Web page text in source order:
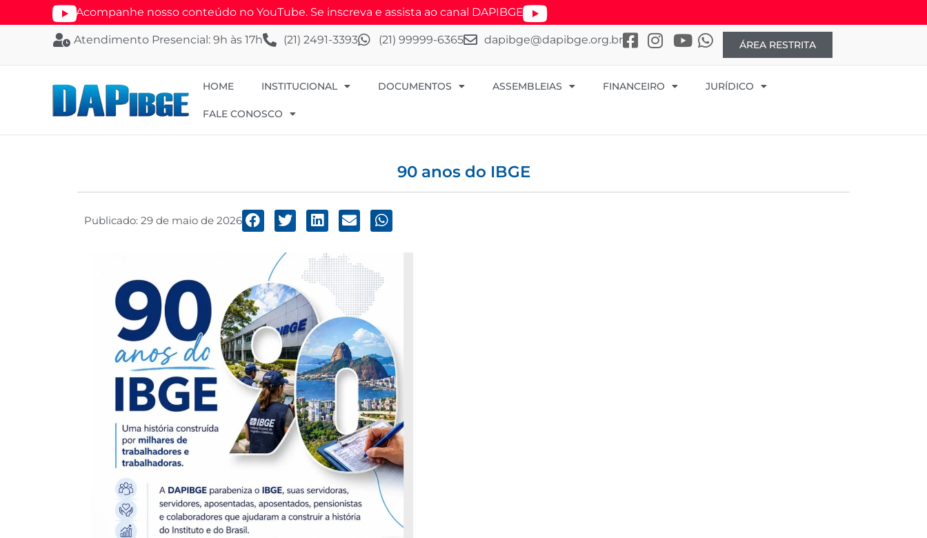
Acompanhe nosso conteúdo no YouTube. Se inscreva e assista ao canal DAPIBGE
Atendimento Presencial: 9h às 17h (21) 2491-3393 (21) 99999-6365 dapibge@dapibge.org.br ÁREA RESTRITA
HOME INSTITUCIONAL DOCUMENTOS ASSEMBLEIAS FINANCEIRO JURÍDICO
FALE CONOSCO
90 anos do IBGE
Publicado: 29 de maio de 2026